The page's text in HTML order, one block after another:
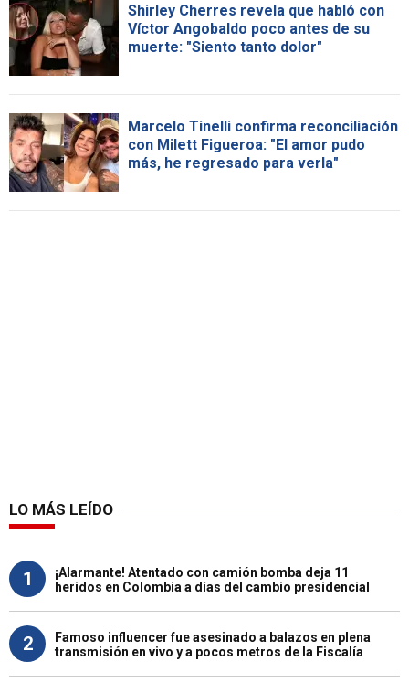
Shirley Cherres revela que habló con
Víctor Angobaldo poco antes de su
muerte: "Siento tanto dolor"
Marcelo Tinelli confirma reconciliación
con Milett Figueroa: "El amor pudo
más, he regresado para verla"
LO MÁS LEÍDO
1
¡Alarmante! Atentado con camión bomba deja 11
heridos en Colombia a días del cambio presidencial
2
Famoso influencer fue asesinado a balazos en plena
transmisión en vivo y a pocos metros de la Fiscalía